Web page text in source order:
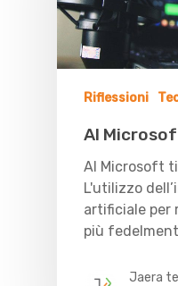
Riflessioni
AI
AI Microsoft
L'utilizzo
artificiale per
più
Jaera